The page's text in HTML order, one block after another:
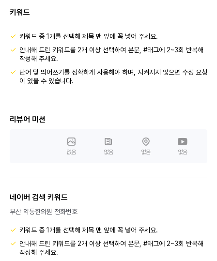
키워드
키워드 중 1개를 선택해 제목 맨 앞에 꼭 넣어 주세요.
안내해 드린 키워드를 2개 이상 선택하여 본문, #태그에 2~3회 반복해
작성해 주세요.
단어 및 띄어쓰기를 정확하게 사용해야 하며, 지켜지지 않으면 수정 요청
이 있을 수 있습니다.
리뷰어 미션
없음 없음 없음 없음
네이버 검색 키워드
부산 약동한의원 전화번호
키워드 중 1개를 선택해 제목 맨 앞에 꼭 넣어 주세요.
안내해 드린 키워드를 2개 이상 선택하여 본문, #태그에 2~3회 반복해
작성해 주세요.